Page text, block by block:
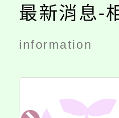
最新消息-
information